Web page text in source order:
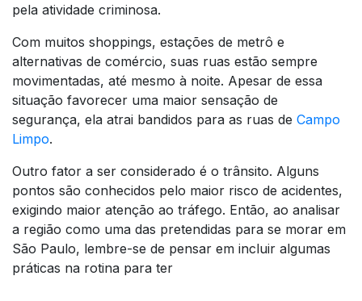
pela atividade criminosa.
Com muitos shoppings, estações de metrô e
alternativas de comércio, suas ruas estão sempre
movimentadas, até mesmo à noite. Apesar de essa
situação favorecer uma maior sensação de
segurança, ela atrai bandidos para as ruas de Campo
Limpo.
Outro fator a ser considerado é o trânsito. Alguns
pontos são conhecidos pelo maior risco de acidentes,
exigindo maior atenção ao tráfego. Então, ao analisar
a região como uma das pretendidas para se morar em
São Paulo, lembre-se de pensar em incluir algumas
práticas na rotina para ter